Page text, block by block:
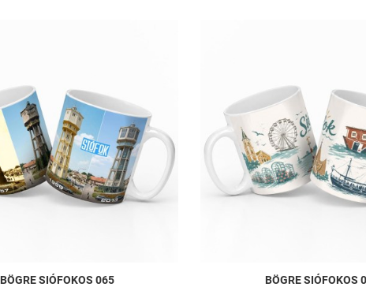
Gyors nézet
BÖGRE SIÓFOKOS 065
BÖGRE SIÓFOKOS